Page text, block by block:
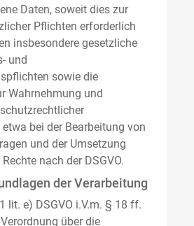
Daten, soweit dies zur
Pflichten erforderlich
insbesondere gesetzliche
und
sowie die
Wahrnehmung und
bei der Bearbeitung von
und der Umsetzung
nach der DSGVO.
der Verarbeitung
lit. e) DSGVO i.V.m. § 18 ff.
über die